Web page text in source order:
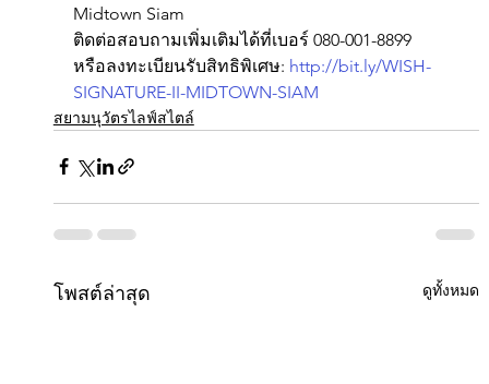
Midtown Siam
ติดต่อสอบถามเพิ่มเติมได้ที่เบอร์ 080-001-8899
หรือลงทะเบียนรับสิทธิพิเศษ: http://bit.ly/WISH-
SIGNATURE-II-MIDTOWN-SIAM
สยามนุวัตรไลฟ์สไตล์
โพสต์ล่าสุด ดูทั้งหมด